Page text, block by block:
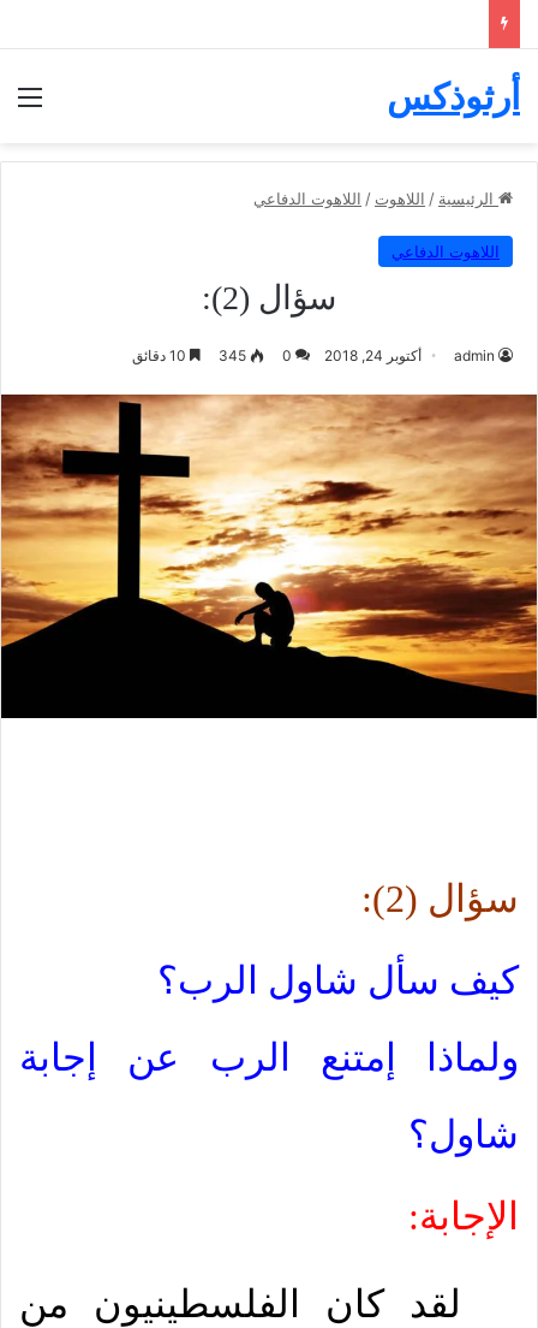
أرثوذكس
الرئيسية / اللاهوت / اللاهوت الدفاعي
اللاهوت الدفاعي
سؤال (2):
admin أكتوبر 24, 2018 0
345
سؤال (2):
كيف سأل شاول الرب؟
ولماذا إمتنع الرب عن إجابة
شاول؟
الإجابة:
لقد كان الفلسطينيون من